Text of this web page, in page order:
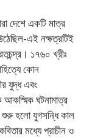
দেশে একটি মাত্র
এই নক্ষত্রটিই
১৭৬০ খ্রীঃ
কোন
যুদ্ধ এবং
আকস্মিক ঘটনামাত্র
হলাে যুগসন্ধি কাল
মধ্যে প্রাচীন ও